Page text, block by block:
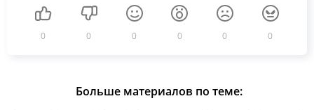
0 0 0 0 0 0
Больше материалов по теме: